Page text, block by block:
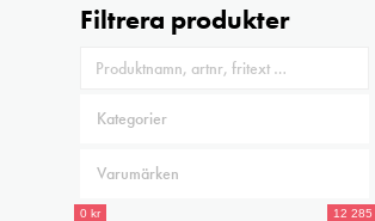
Filtrera produkter
0 kr 12 285